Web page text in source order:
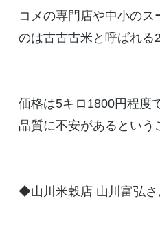
コメの専門店や中小のス
のは古古古米と呼ばれる
価格は5キロ1800円程度
品質に不安があるという
◆山川米穀店 山川富弘さ